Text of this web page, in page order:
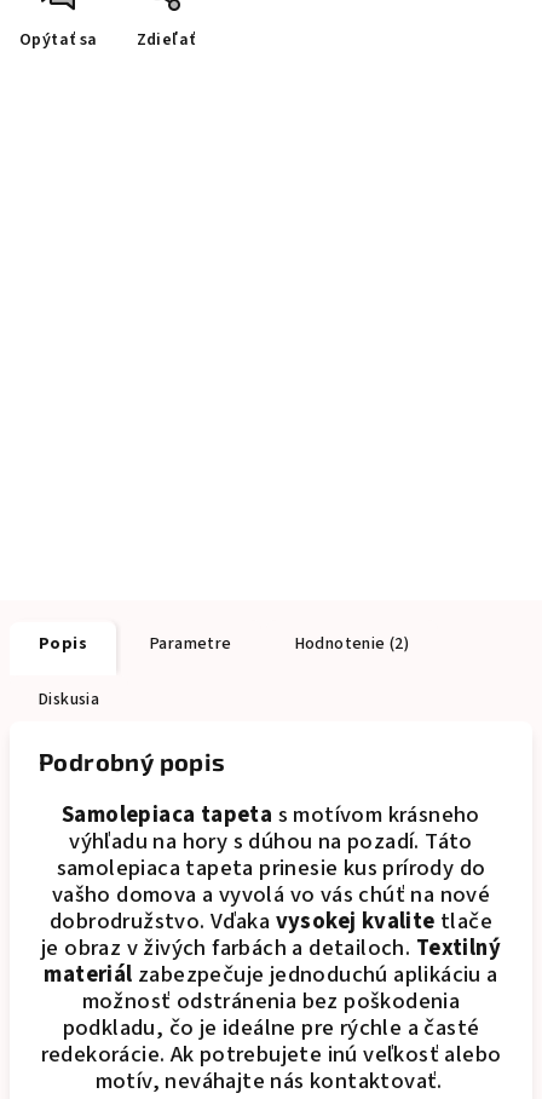
Opýtať sa Zdieľať
Popis Parametre Hodnotenie (2)
Diskusia
Podrobný popis
Samolepiaca tapeta s motívom krásneho
výhľadu na hory s dúhou na pozadí. Táto
samolepiaca tapeta prinesie kus prírody do
vašho domova a vyvolá vo vás chúť na nové
dobrodružstvo. Vďaka vysokej kvalite tlače
je obraz v živých farbách a detailoch. Textilný
materiál zabezpečuje jednoduchú aplikáciu a
možnosť odstránenia bez poškodenia
podkladu, čo je ideálne pre rýchle a časté
redekorácie. Ak potrebujete inú veľkosť alebo
motív, neváhajte nás kontaktovať.